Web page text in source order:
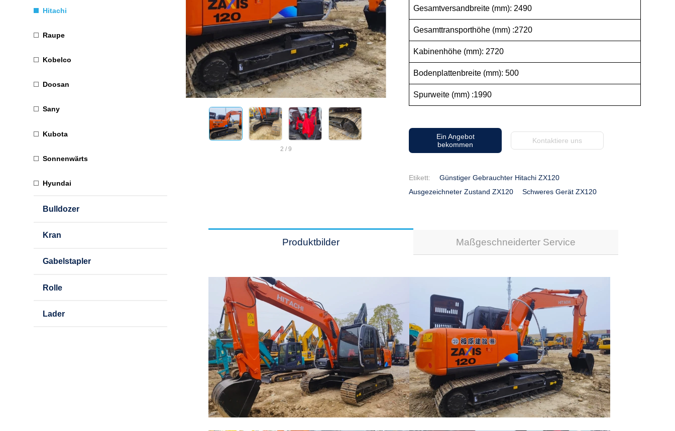
Hitachi
Raupe
Kobelco
Doosan
Sany
Kubota
Sonnenwärts
Hyundai
Bulldozer
Kran
Gabelstapler
Rolle
Lader
2 / 9
Gesamtversandbreite (mm): 2490
Gesamttransporthöhe (mm) :2720
Kabinenhöhe (mm): 2720
Bodenplattenbreite (mm): 500
Spurweite (mm) :1990
Ein Angebot
bekommen
Kontaktiere uns
Etikett:
Günstiger Gebrauchter Hitachi ZX120
Ausgezeichneter Zustand ZX120
Schweres Gerät ZX120
Produktbilder Maßgeschneiderter Service